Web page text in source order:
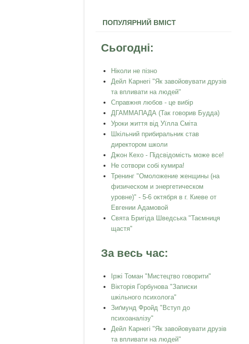
ПОПУЛЯРНИЙ ВМІСТ
Сьогодні:
Ніколи не пізно
Дейл Карнегі "Як завойовувати друзів
та впливати на людей"
Справжня любов - це вибір
ДГАММАПАДА (Так говорив Будда)
Уроки життя від Уїлла Сміта
Шкільний прибиральник став
директором школи
Джон Кехо - Підсвідомість може все!
Не сотвори собі кумира!
Тренинг "Омоложение женщины (на
физическом и энергетическом
уровне)" - 5-6 октября в г. Киеве от
Евгении Адамовой
Свята Бригіда Шведська "Таємниця
щастя"
За весь час:
Іржі Томан "Мистецтво говорити"
Вікторія Горбунова "Записки
шкільного психолога"
Зиґмунд Фройд "Вступ до
психоаналізу"
Дейл Карнегі "Як завойовувати друзів
та впливати на людей"